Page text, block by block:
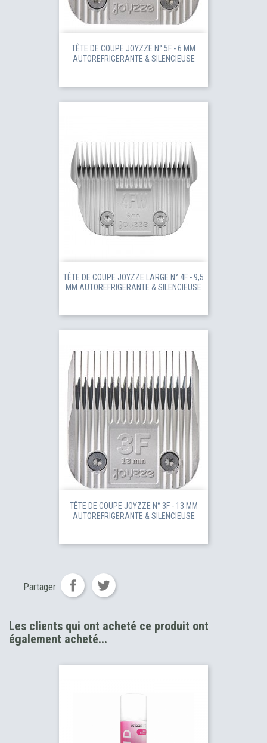
TÊTE DE COUPE JOYZZE N° 5F - 6 MM
AUTOREFRIGERANTE & SILENCIEUSE
TÊTE DE COUPE JOYZZE LARGE N° 4F - 9,5
MM AUTOREFRIGERANTE & SILENCIEUSE
TÊTE DE COUPE JOYZZE N° 3F - 13 MM
AUTOREFRIGERANTE & SILENCIEUSE
Partager
Les clients qui ont acheté ce produit ont
également acheté...